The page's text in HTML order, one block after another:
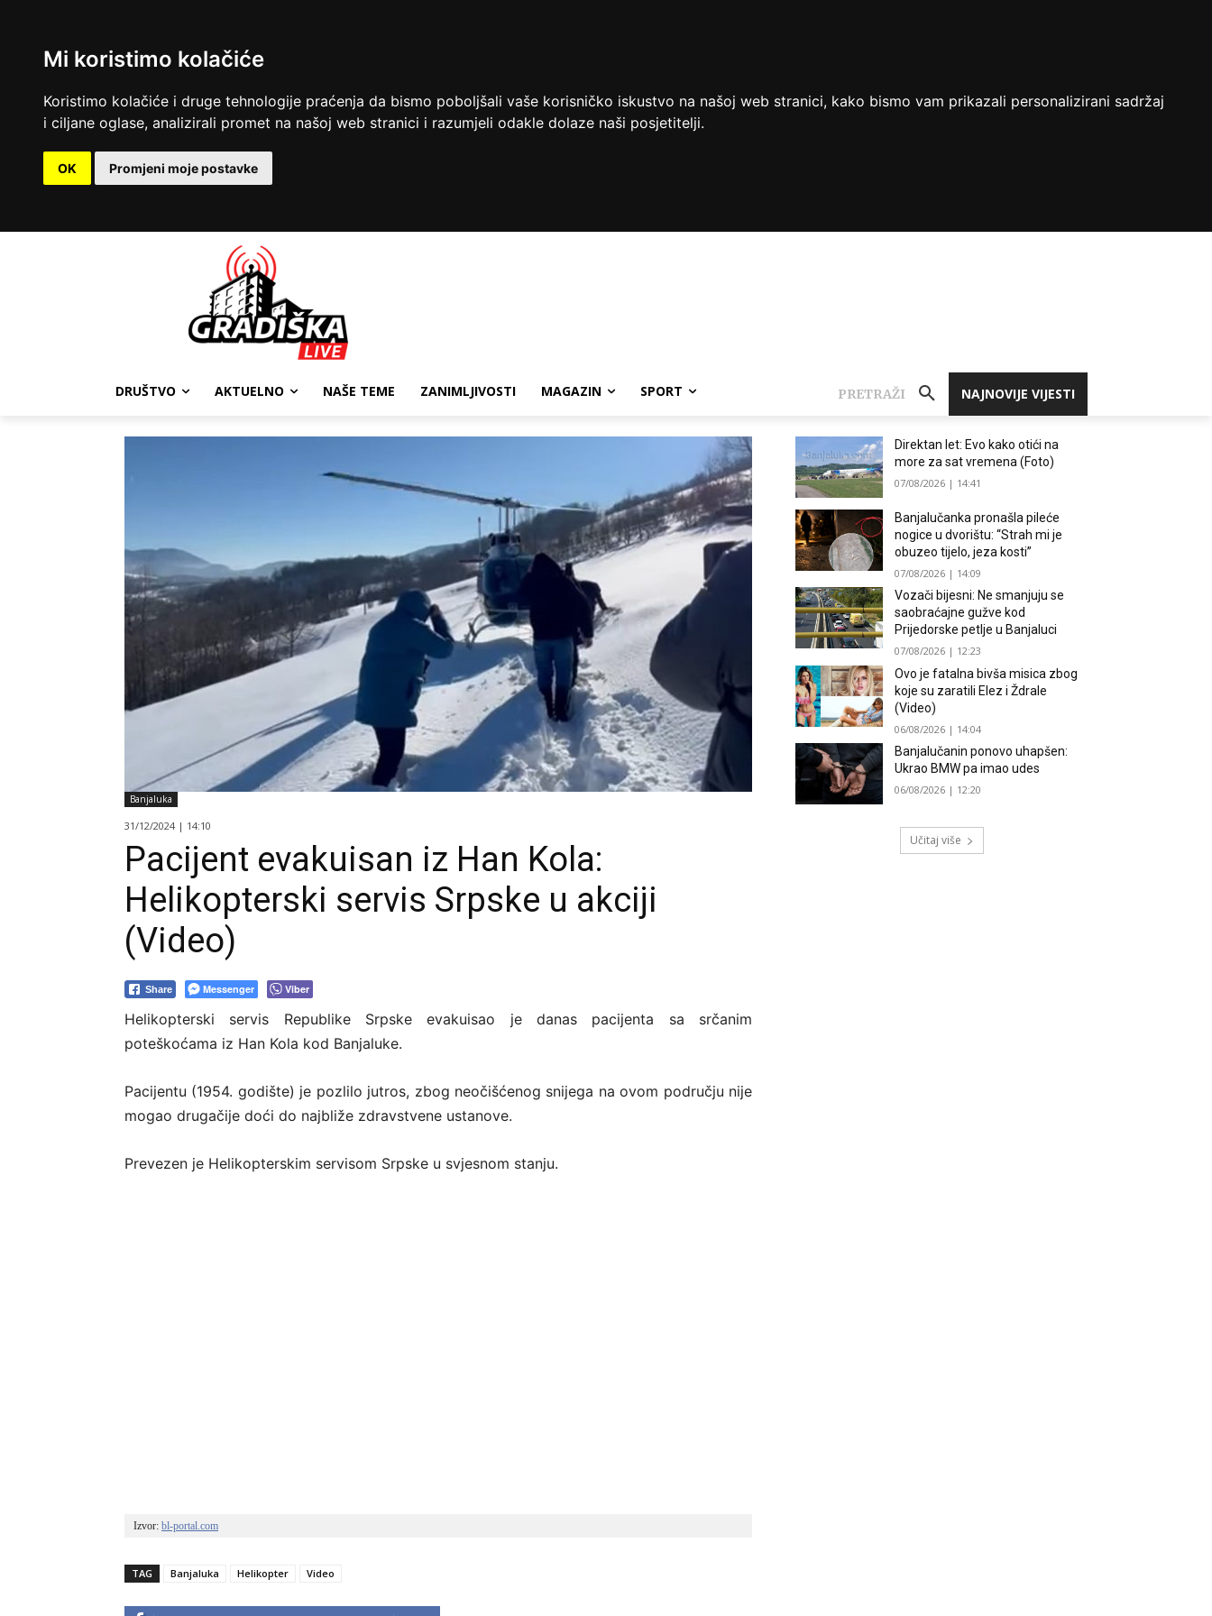
Mi koristimo kolačiće
Koristimo kolačiće i druge tehnologije praćenja da bismo poboljšali vaše korisničko iskustvo na našoj web stranici, kako bismo vam prikazali personalizirani sadržaj
i ciljane oglase, analizirali promet na našoj web stranici i razumjeli odakle dolaze naši posjetitelji.
OK Promjeni moje postavke
DRUŠTVO AKTUELNO NAŠE TEME ZANIMLJIVOSTI MAGAZIN SPORT NAJNOVIJE VIJESTI
PRETRAŽI
Banjaluka
31/12/2024 | 14:10
Pacijent evakuisan iz Han Kola:
Helikopterski servis Srpske u akciji
(Video)
Share Messenger Viber
Helikopterski servis Republike Srpske evakuisao je danas pacijenta sa srčanim
poteškoćama iz Han Kola kod Banjaluke.
Pacijentu (1954. godište) je pozlilo jutros, zbog neočišćenog snijega na ovom području nije
mogao drugačije doći do najbliže zdravstvene ustanove.
Prevezen je Helikopterskim servisom Srpske u svjesnom stanju.
Izvor: bl-portal.com
TAG Banjaluka Helikopter Video
Direktan let: Evo kako otići na
more za sat vremena (Foto)
07/08/2026 | 14:41
Banjalučanka pronašla pileće
nogice u dvorištu: “Strah mi je
obuzeo tijelo, jeza kosti”
07/08/2026 | 14:09
Vozači bijesni: Ne smanjuju se
saobraćajne gužve kod
Prijedorske petlje u Banjaluci
07/08/2026 | 12:23
Ovo je fatalna bivša misica zbog
koje su zaratili Elez i Ždrale
(Video)
06/08/2026 | 14:04
Banjalučanin ponovo uhapšen:
Ukrao BMW pa imao udes
06/08/2026 | 12:20
Učitaj više